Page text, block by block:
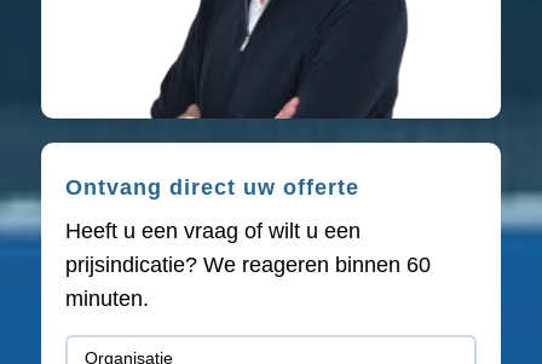
Ontvang direct uw offerte
Heeft u een vraag of wilt u een
prijsindicatie? We reageren binnen 60
minuten.
Organisatie